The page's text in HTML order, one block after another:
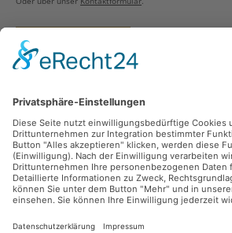
Vertrag widerrufen
Zahlungsarten
Sicher Einkaufen
Ladengeschäft
Newsletter